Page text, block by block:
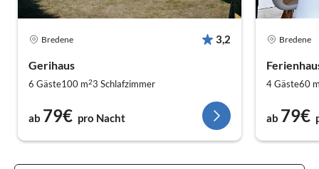
Bredene 3,2
Gerihaus
6 Gäste100 m23 Schlafzimmer
ab 79€ pro Nacht
Bredene
4 Gäste60
ab 79€